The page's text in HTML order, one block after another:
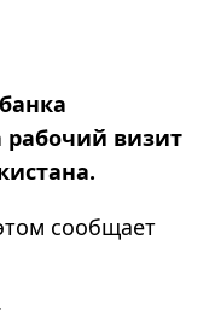
визит
сообщает